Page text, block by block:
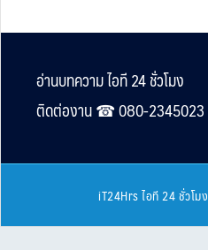
Footer
อ่านบทความ ไอที 24 ชั่วโมง
ติดต่องาน ☎︎ 080-2345023
iT24Hrs ไอที 24 ชั่วโมง